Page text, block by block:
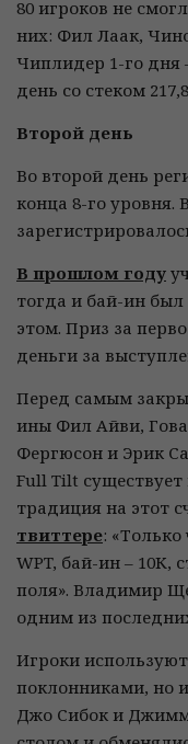
80 игроков не
них: Фил Лаак,
Чиплидер 1-го дня
день со стеком
Второй день
Во второй день
конца 8-го уровня.
В прошлом году
тогда и бай-ин был
этом. Приз за
деньги за
Перед самым
ины Фил Айви,
Фергюсон и Эрик
Full Tilt
традиция на этот
твиттере:
WPT, бай-ин – 10К,
поля». Владимир
одним из
Игроки
поклонниками, но
Джо Сибок и